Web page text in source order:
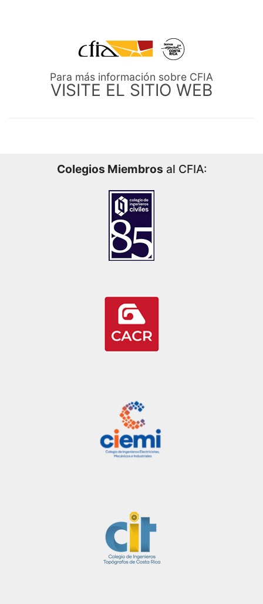
Para más información sobre CFIA
VISITE EL SITIO WEB
Colegios Miembros al CFIA: